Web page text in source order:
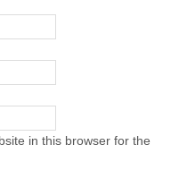
in this browser for the